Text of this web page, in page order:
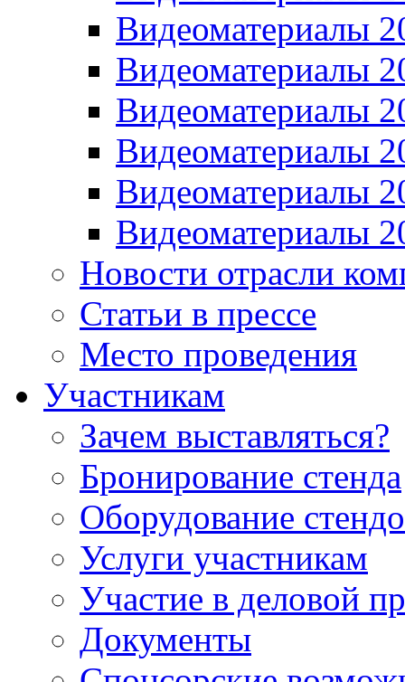
Видеоматериалы
Видеоматериалы
Видеоматериалы
Видеоматериалы
Видеоматериалы
Видеоматериалы
Новости отрасли
Статьи в прессе
Место проведения
Участникам
Зачем выставляться?
Бронирование стенда
Оборудование
Услуги участникам
Участие в деловой
Документы